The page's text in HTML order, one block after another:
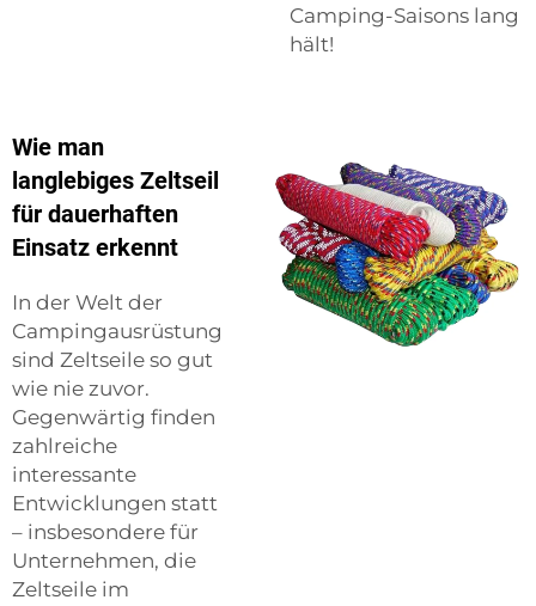
Camping-Saisons lang
hält!
Wie man
langlebiges Zeltseil
für dauerhaften
Einsatz erkennt
In der Welt der
Campingausrüstung
sind Zeltseile so gut
wie nie zuvor.
Gegenwärtig finden
zahlreiche
interessante
Entwicklungen statt
– insbesondere für
Unternehmen, die
Zeltseile im